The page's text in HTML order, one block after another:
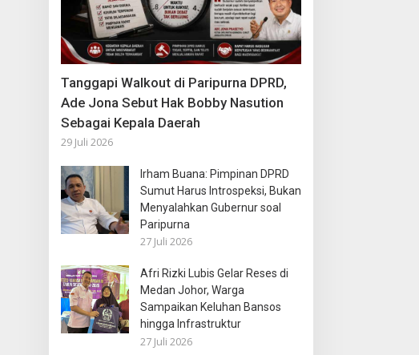
Tanggapi Walkout di Paripurna DPRD,
Ade Jona Sebut Hak Bobby Nasution
Sebagai Kepala Daerah
29 Juli 2026
Irham Buana: Pimpinan DPRD
Sumut Harus Introspeksi, Bukan
Menyalahkan Gubernur soal
Paripurna
27 Juli 2026
Afri Rizki Lubis Gelar Reses di
Medan Johor, Warga
Sampaikan Keluhan Bansos
hingga Infrastruktur
27 Juli 2026